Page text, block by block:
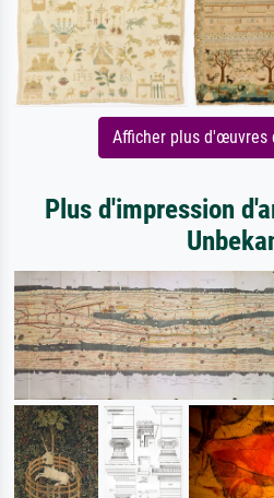
Afficher plus d'œuvres
Plus d'impression